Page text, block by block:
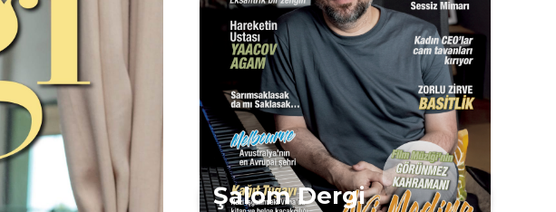
Şalom Dergi